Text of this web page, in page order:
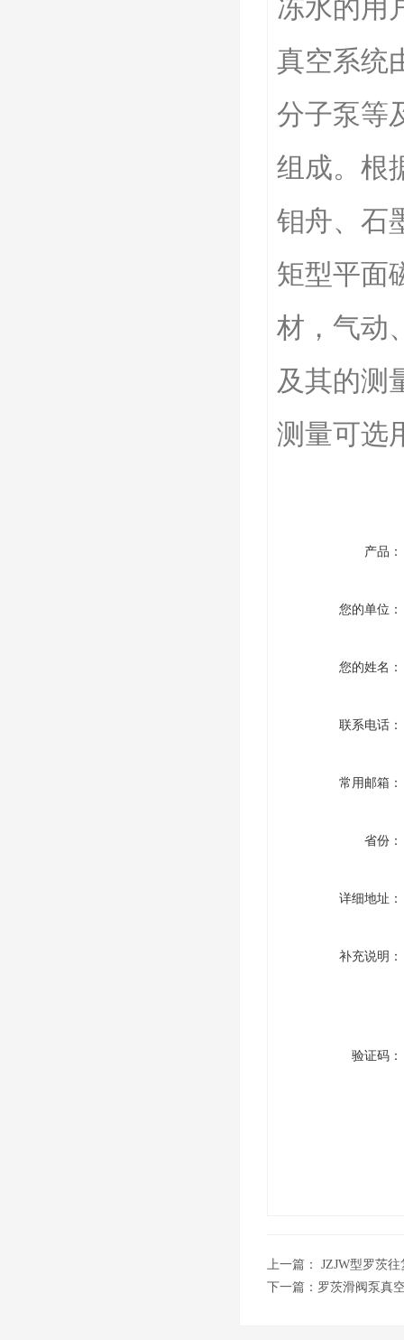
冻水的用
真空系统
分子泵等
组成。根
钼舟、石
矩型平面
材，气动
及其的测
测量可选
产品：
您的单位：
您的姓名：
联系电话：
常用邮箱：
省份：
详细地址：
补充说明：
验证码：
上一篇： JZJW型罗茨
下一篇： 罗茨滑阀泵真